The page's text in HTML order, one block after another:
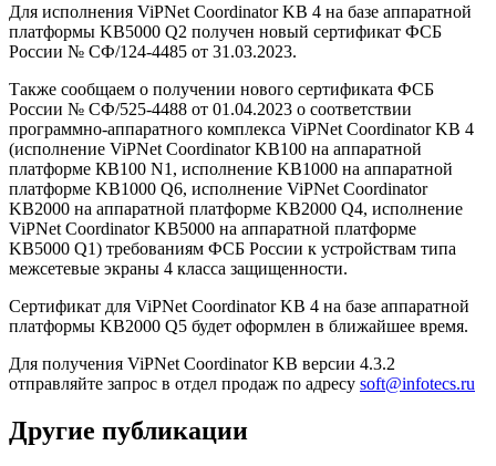
Для исполнения ViPNet Coordinator KB 4 на базе аппаратной
платформы KB5000 Q2 получен новый сертификат ФСБ
России № СФ/124-4485 от 31.03.2023.
Также сообщаем о получении нового сертификата ФСБ
России № СФ/525-4488 от 01.04.2023 о соответствии
программно-аппаратного комплекса ViPNet Coordinator KB 4
(исполнение ViPNet Coordinator KB100 на аппаратной
платформе КВ100 N1, исполнение KB1000 на аппаратной
платформе KB1000 Q6, исполнение ViPNet Coordinator
KB2000 на аппаратной платформе KB2000 Q4, исполнение
ViPNet Coordinator KB5000 на аппаратной платформе
KB5000 Q1) требованиям ФСБ России к устройствам типа
межсетевые экраны 4 класса защищенности.
Сертификат для ViPNet Coordinator KB 4 на базе аппаратной
платформы KB2000 Q5 будет оформлен в ближайшее время.
Для получения ViPNet Coordinator KB версии 4.3.2
отправляйте запрос в отдел продаж по адресу soft@infotecs.ru
Другие публикации